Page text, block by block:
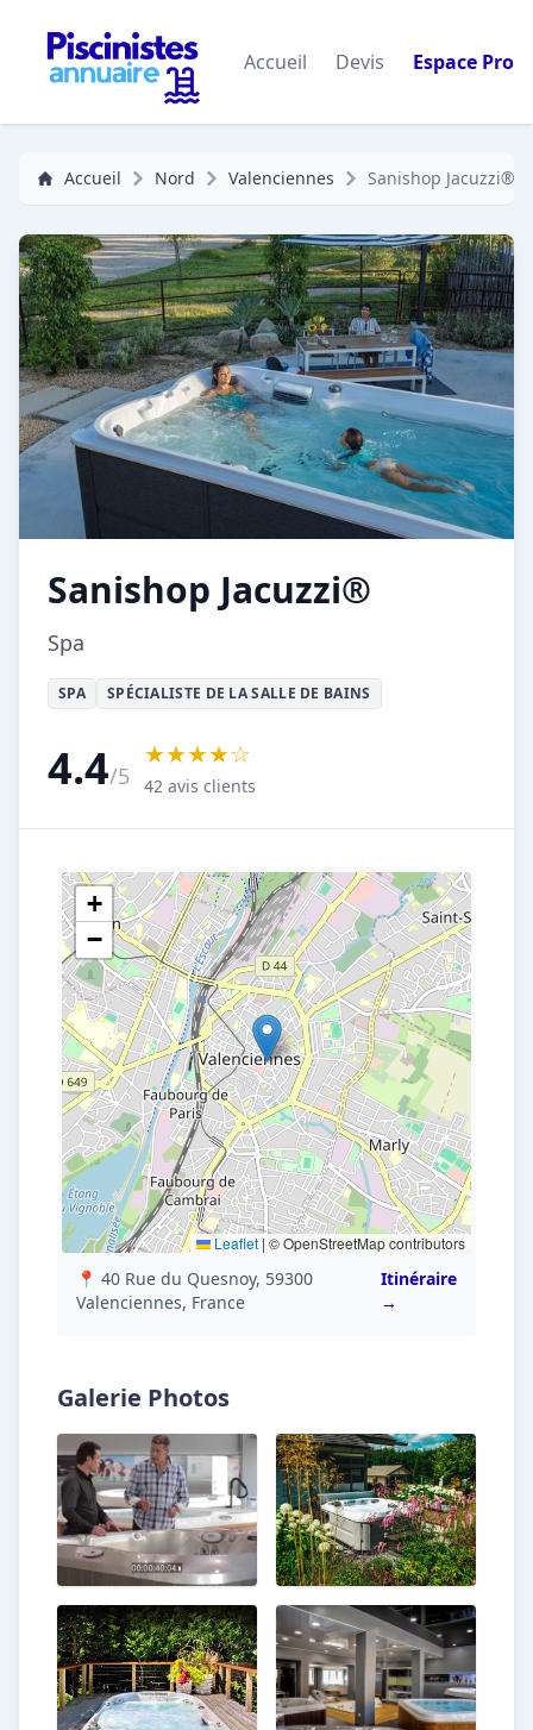
Accueil Devis Espace Pro
Accueil Nord Valenciennes Sanishop Jacuzzi®
Sanishop Jacuzzi®
Spa
SPA SPÉCIALISTE DE LA SALLE DE BAINS
4.4/5
★★★★☆
42 avis clients
+
−
Leaflet | © OpenStreetMap contributors
📍 40 Rue du Quesnoy, 59300
Valenciennes, France
Itinéraire
→
Galerie Photos